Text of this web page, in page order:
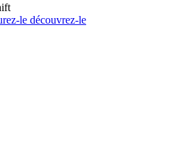
le découvrez-le